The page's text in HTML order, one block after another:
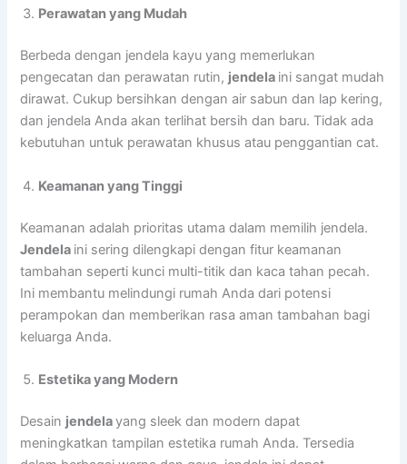
Perawatan yang Mudah
Berbeda dengan jendela kayu yang memerlukan
pengecatan dan perawatan rutin, jendela ini sangat mudah
dirawat. Cukup bersihkan dengan air sabun dan lap kering,
dan jendela Anda akan terlihat bersih dan baru. Tidak ada
kebutuhan untuk perawatan khusus atau penggantian cat.
Keamanan yang Tinggi
Keamanan adalah prioritas utama dalam memilih jendela.
Jendela ini sering dilengkapi dengan fitur keamanan
tambahan seperti kunci multi-titik dan kaca tahan pecah.
Ini membantu melindungi rumah Anda dari potensi
perampokan dan memberikan rasa aman tambahan bagi
keluarga Anda.
Estetika yang Modern
Desain jendelayang sleek dan modern dapat
meningkatkan tampilan estetika rumah Anda. Tersedia